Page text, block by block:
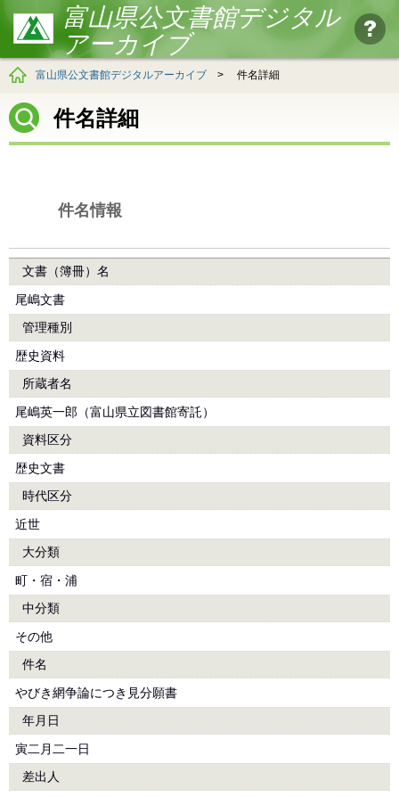
富山県公文書館デジタル
アーカイブ
富山県公文書館デジタルアーカイブ > 件名詳細
件名詳細
件名情報
文書（簿冊）名
尾嶋文書
管理種別
歴史資料
所蔵者名
尾嶋英一郎（富山県立図書館寄託）
資料区分
歴史文書
時代区分
近世
大分類
町・宿・浦
中分類
その他
件名
やびき網争論につき見分願書
年月日
寅二月二一日
差出人